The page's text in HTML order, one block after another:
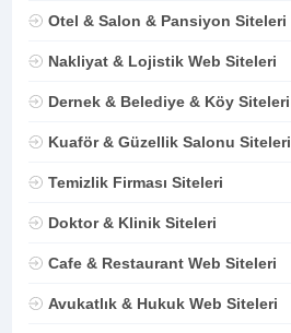
Otel & Salon & Pansiyon Siteleri
Nakliyat & Lojistik Web Siteleri
Dernek & Belediye & Köy Siteleri
Kuaför & Güzellik Salonu Siteleri
Temizlik Firması Siteleri
Doktor & Klinik Siteleri
Cafe & Restaurant Web Siteleri
Avukatlık & Hukuk Web Siteleri